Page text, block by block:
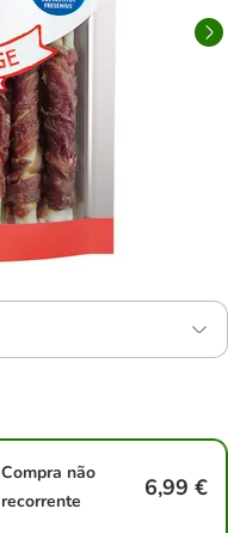
Compra não
recorrente
6,99 €